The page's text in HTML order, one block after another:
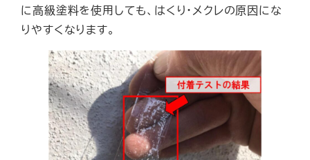
に高級塗料を使用しても、はくり・メクレの原因にな
りやすくなります。